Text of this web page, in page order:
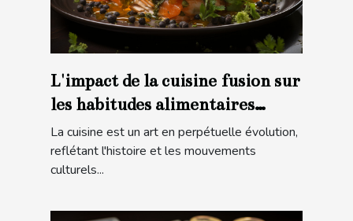
L'impact de la cuisine fusion sur
les habitudes alimentaires
modernes
La cuisine est un art en perpétuelle évolution,
reflétant l'histoire et les mouvements
culturels...